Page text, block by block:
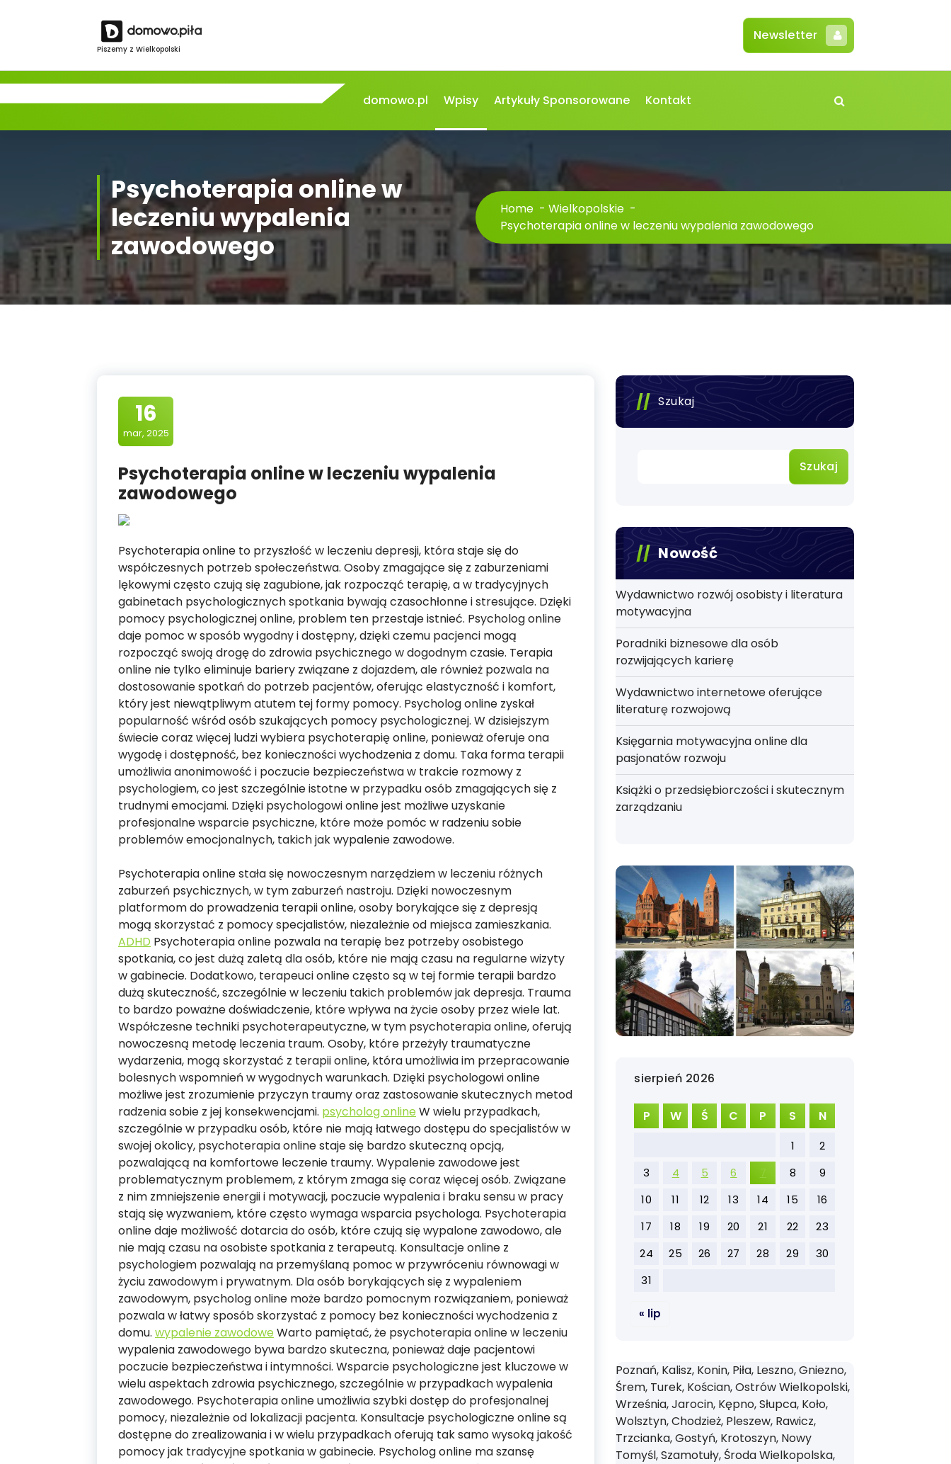
Piszemy z Wielkopolski
Newsletter
domowo.pl Wpisy Artykuły Sponsorowane Kontakt
Psychoterapia online w
leczeniu wypalenia
zawodowego
Home - Wielkopolskie -
Psychoterapia online w leczeniu wypalenia zawodowego
16
mar, 2025
Psychoterapia online w leczeniu wypalenia
zawodowego
Psychoterapia online to przyszłość w leczeniu depresji, która staje się do
współczesnych potrzeb społeczeństwa. Osoby zmagające się z zaburzeniami
lękowymi często czują się zagubione, jak rozpocząć terapię, a w tradycyjnych
gabinetach psychologicznych spotkania bywają czasochłonne i stresujące. Dzięki
pomocy psychologicznej online, problem ten przestaje istnieć. Psycholog online
daje pomoc w sposób wygodny i dostępny, dzięki czemu pacjenci mogą
rozpocząć swoją drogę do zdrowia psychicznego w dogodnym czasie. Terapia
online nie tylko eliminuje bariery związane z dojazdem, ale również pozwala na
dostosowanie spotkań do potrzeb pacjentów, oferując elastyczność i komfort,
który jest niewątpliwym atutem tej formy pomocy. Psycholog online zyskał
popularność wśród osób szukających pomocy psychologicznej. W dzisiejszym
świecie coraz więcej ludzi wybiera psychoterapię online, ponieważ oferuje ona
wygodę i dostępność, bez konieczności wychodzenia z domu. Taka forma terapii
umożliwia anonimowość i poczucie bezpieczeństwa w trakcie rozmowy z
psychologiem, co jest szczególnie istotne w przypadku osób zmagających się z
trudnymi emocjami. Dzięki psychologowi online jest możliwe uzyskanie
profesjonalne wsparcie psychiczne, które może pomóc w radzeniu sobie
problemów emocjonalnych, takich jak wypalenie zawodowe.
Psychoterapia online stała się nowoczesnym narzędziem w leczeniu różnych
zaburzeń psychicznych, w tym zaburzeń nastroju. Dzięki nowoczesnym
platformom do prowadzenia terapii online, osoby borykające się z depresją
mogą skorzystać z pomocy specjalistów, niezależnie od miejsca zamieszkania.
ADHD Psychoterapia online pozwala na terapię bez potrzeby osobistego
spotkania, co jest dużą zaletą dla osób, które nie mają czasu na regularne wizyty
w gabinecie. Dodatkowo, terapeuci online często są w tej formie terapii bardzo
dużą skuteczność, szczególnie w leczeniu takich problemów jak depresja. Trauma
to bardzo poważne doświadczenie, które wpływa na życie osoby przez wiele lat.
Współczesne techniki psychoterapeutyczne, w tym psychoterapia online, oferują
nowoczesną metodę leczenia traum. Osoby, które przeżyły traumatyczne
wydarzenia, mogą skorzystać z terapii online, która umożliwia im przepracowanie
bolesnych wspomnień w wygodnych warunkach. Dzięki psychologowi online
możliwe jest zrozumienie przyczyn traumy oraz zastosowanie skutecznych metod
radzenia sobie z jej konsekwencjami. psycholog onlineW wielu przypadkach,
szczególnie w przypadku osób, które nie mają łatwego dostępu do specjalistów w
swojej okolicy, psychoterapia online staje się bardzo skuteczną opcją,
pozwalającą na komfortowe leczenie traumy. Wypalenie zawodowe jest
problematycznym problemem, z którym zmaga się coraz więcej osób. Związane
z nim zmniejszenie energii i motywacji, poczucie wypalenia i braku sensu w pracy
stają się wyzwaniem, które często wymaga wsparcia psychologa. Psychoterapia
online daje możliwość dotarcia do osób, które czują się wypalone zawodowo, ale
nie mają czasu na osobiste spotkania z terapeutą. Konsultacje online z
psychologiem pozwalają na przemyślaną pomoc w przywróceniu równowagi w
życiu zawodowym i prywatnym. Dla osób borykających się z wypaleniem
zawodowym, psycholog online może bardzo pomocnym rozwiązaniem, ponieważ
pozwala w łatwy sposób skorzystać z pomocy bez konieczności wychodzenia z
domu. wypalenie zawodoweWarto pamiętać, że psychoterapia online w leczeniu
wypalenia zawodowego bywa bardzo skuteczna, ponieważ daje pacjentowi
poczucie bezpieczeństwa i intymności. Wsparcie psychologiczne jest kluczowe w
wielu aspektach zdrowia psychicznego, szczególnie w przypadkach wypalenia
zawodowego. Psychoterapia online umożliwia szybki dostęp do profesjonalnej
pomocy, niezależnie od lokalizacji pacjenta. Konsultacje psychologiczne online są
dostępne do zrealizowania i w wielu przypadkach oferują tak samo wysoką jakość
pomocy jak tradycyjne spotkania w gabinecie. Psycholog online ma szansę
Szukaj
Szukaj
Nowość
Wydawnictwo rozwój osobisty i literatura
motywacyjna
Poradniki biznesowe dla osób
rozwijających karierę
Wydawnictwo internetowe oferujące
literaturę rozwojową
Księgarnia motywacyjna online dla
pasjonatów rozwoju
Książki o przedsiębiorczości i skutecznym
zarządzaniu
sierpień 2026
P W Ś C P S N
1
2
3
4 5 6 7 8
9
10
11 12 13 14 15
16
17
18 19 20 21 22
23
24
25 26 27 28 29
30
31
« lip
Poznań, Kalisz, Konin, Piła, Leszno, Gniezno,
Śrem, Turek, Kościan, Ostrów Wielkopolski,
Września, Jarocin, Kępno, Słupca, Koło,
Wolsztyn, Chodzież, Pleszew, Rawicz,
Trzcianka, Gostyń, Krotoszyn, Nowy
Tomyśl, Szamotuły, Środa Wielkopolska,